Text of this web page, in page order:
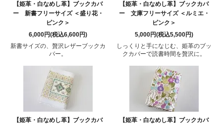
【姫革・白なめし革】ブックカバ
ー 新書フリーサイズ ＜盛り花・
ピンク＞
6,000円(税込6,600円)
新書サイズの、贅沢レザーブックカ
バー。
【姫革・白なめし革】ブックカバ
ー 文庫フリーサイズ ＜ルミエ・
ピンク＞
5,000円(税込5,500円)
しっくりと手になじむ、姫革のブッ
クカバーで読書時間を贅沢に。
【姫革・白なめし革】ブックカバ
【姫革・白なめし革】ブックカバ